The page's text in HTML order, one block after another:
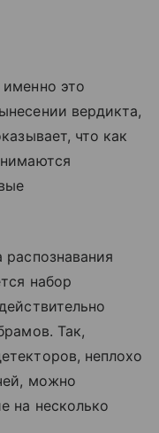
это
вердикта,
что как
набор
Так,
неплохо
можно
на несколько